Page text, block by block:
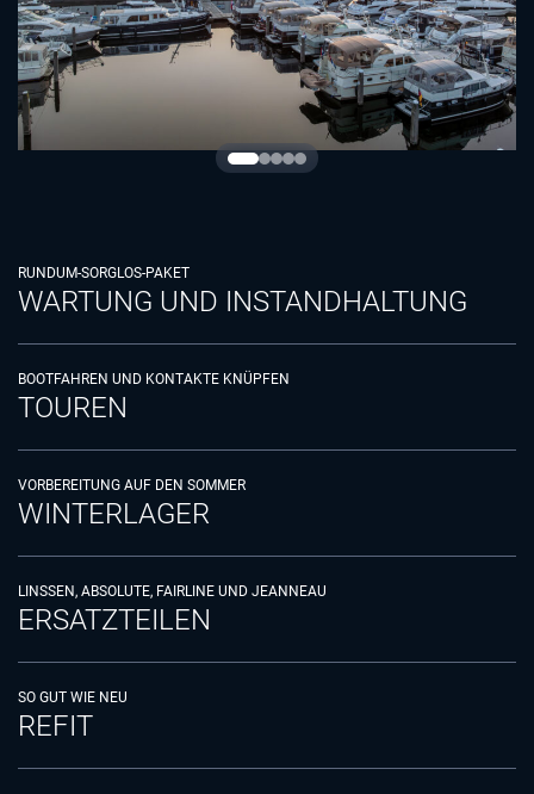
RUNDUM-SORGLOS-PAKET
WARTUNG UND INSTANDHALTUNG
BOOTFAHREN UND KONTAKTE KNÜPFEN
TOUREN
VORBEREITUNG AUF DEN SOMMER
WINTERLAGER
LINSSEN, ABSOLUTE, FAIRLINE UND JEANNEAU
ERSATZTEILEN
SO GUT WIE NEU
REFIT